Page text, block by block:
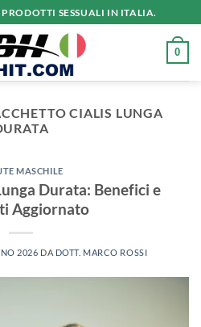
SESSUALI IN ITALIA.
0
CIALIS LUNGA
MASCHILE
Durata: Benefici e
Aggiornato
2026 DA DOTT. MARCO ROSSI